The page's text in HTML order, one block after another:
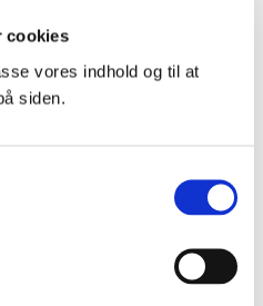
cookies
vores indhold og til at
siden.